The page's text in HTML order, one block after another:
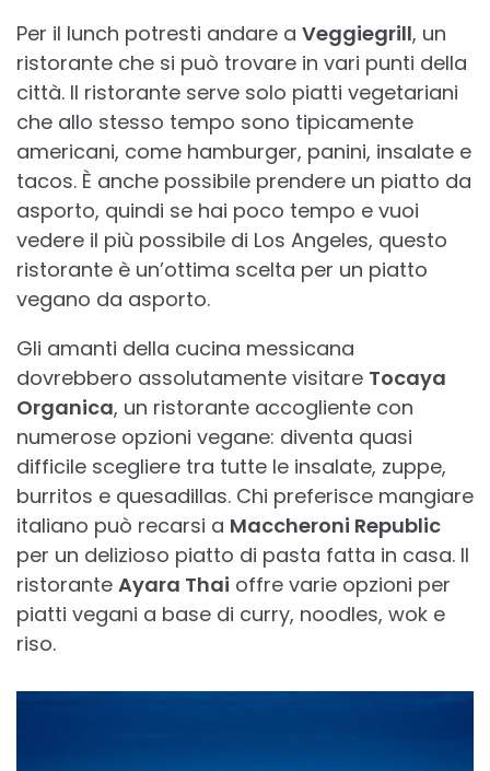
Per il lunch potresti andare a Veggiegrill, un
ristorante che si può trovare in vari punti della
città. Il ristorante serve solo piatti vegetariani
che allo stesso tempo sono tipicamente
americani, come hamburger, panini, insalate e
tacos. È anche possibile prendere un piatto da
asporto, quindi se hai poco tempo e vuoi
vedere il più possibile di Los Angeles, questo
ristorante è un’ottima scelta per un piatto
vegano da asporto.
Gli amanti della cucina messicana
dovrebbero assolutamente visitare Tocaya
Organica, un ristorante accogliente con
numerose opzioni vegane: diventa quasi
difficile scegliere tra tutte le insalate, zuppe,
burritos e quesadillas. Chi preferisce mangiare
italiano può recarsi a Maccheroni Republic
per un delizioso piatto di pasta fatta in casa. Il
ristorante Ayara Thai offre varie opzioni per
piatti vegani a base di curry, noodles, wok e
riso.